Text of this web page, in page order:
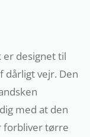
er designet til
dårligt vejr. Den
med at den
forbliver tørre